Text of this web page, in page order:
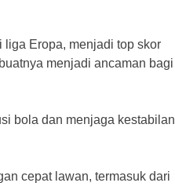
liga Eropa, menjadi top skor
menjadi ancaman bagi
bola dan menjaga kestabilan
cepat lawan, termasuk dari